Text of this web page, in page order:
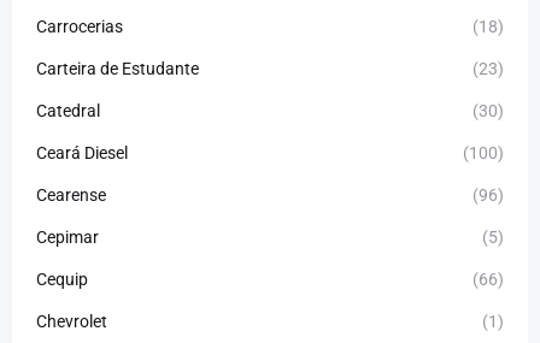
Carrocerias (18)
Carteira de Estudante (23)
Catedral (30)
Ceará Diesel (100)
Cearense (96)
Cepimar (5)
Cequip (66)
Chevrolet (1)